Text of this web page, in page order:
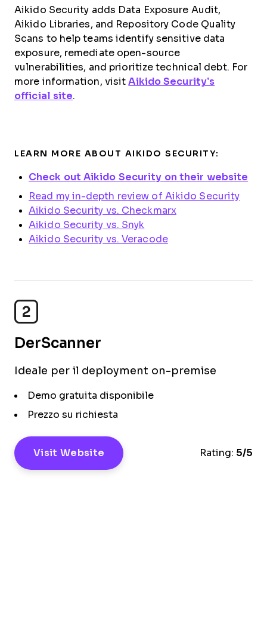
Aikido Security adds Data Exposure Audit,
Aikido Libraries, and Repository Code Quality
Scans to help teams identify sensitive data
exposure, remediate open-source
vulnerabilities, and prioritize technical debt. For
more information, visitAikido Security’s
official site.
LEARN MORE ABOUT AIKIDO SECURITY:
Check out Aikido Security on their website
Read my in-depth review of Aikido Security
Aikido Security vs. Checkmarx
Aikido Security vs. Snyk
Aikido Security vs. Veracode
2
DerScanner
Ideale per il deployment on-premise
Demo gratuita disponibile
Prezzo su richiesta
Visit Website Rating: 5/5